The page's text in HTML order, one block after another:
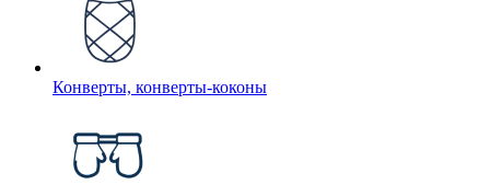
Конверты, конверты-коконы